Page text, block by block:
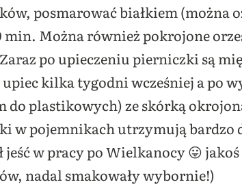
posmarować białkiem (można
min. Można również pokrojone
po upieczeniu pierniczki są
upiec kilka tygodni wcześniej a po
do plastikowych) ze skórką
w pojemnikach utrzymują bardzo
jeść w pracy po Wielkanocy 😛
nadal smakowały wybornie!)